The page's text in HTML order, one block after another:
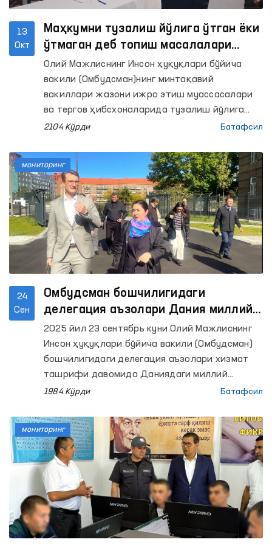
13
Окт
Маҳкумни тузалиш йўлига ўтган ёки
ўтмаган деб топиш масалалари
Омбудсман минтақавий вакиллари
иштирокида кўриб чиқилмоқда
Олий Мажлиснинг Инсон ҳуқуқлари бўйича
вакили (Омбудсман)нинг минтақавий
вакиллари жазони ижро этиш муассасалари
ва тергов ҳибсхоналарида тузалиш йўлига
ўтган маҳкумларга хулоса бериш бўйича
этмоқда.
2104 Кўрди Батафсил
24
Сен
Омбудсман бошчилигидаги
делегация аъзолари Дания миллий
превентив механизми фаолияти
билан танишди
2025 йил 23 сентябрь куни Олий Мажлиснинг
Инсон ҳуқуқлари бўйича вакили (Омбудсман)
бошчилигидаги делегация аъзолари хизмат
ташрифи давомида Даниядаги миллий
превентив механизм фаолияти билан
мониторинг мамлакат Парламенти
Омбудсманига юклатилган.
1984 Кўрди Батафсил
мониторинг
мониторинг